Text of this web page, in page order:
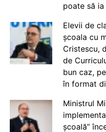
poate să
Elevii de
școala cu
Cristescu,
de
bun caz,
în format
Ministrul
școală”